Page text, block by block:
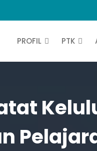
PROFIL PTK